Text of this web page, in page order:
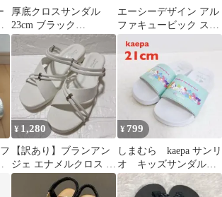
厚底クロスサンダル
23cm ブラック
PORSHUR
エーシーデザイン アル
ファキュービック スタ
ッズミュールサンダル
ベージュ
¥ 1,280
【訳あり】ブランアン
ジェ エナメルクロス ナ
ースサンダル レディー
ス 看護師
¥ 799
しまむら kaepa サンリ
オ キッズサンダル
21cm